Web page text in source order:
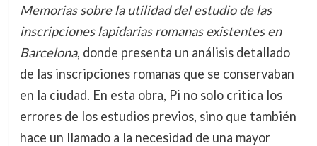
Memorias sobre la utilidad del estudio de las
inscripciones lapidarias romanas existentes en
Barcelona, donde presenta un análisis detallado
de las inscripciones romanas que se conservaban
en la ciudad. En esta obra, Pi no solo critica los
errores de los estudios previos, sino que también
hace un llamado a la necesidad de una mayor